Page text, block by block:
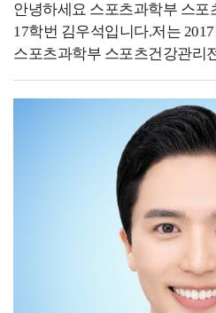
분들이 계시다면 학비가 비싼
선택이 될 수 있을 것 같습니다.
진학을 통해 경험한 일들을 자
예정 중이라 아직 석사과정에
없지만 한 해 동안 대외활동과
말씀드리고 싶습니다. 현재 83
회원종목단체와 그 외의 많은
대한체육회 스마터즈의 서포트
협회들에서도 마케팅에 노력을
꼽힌다는 것을 알게 되었습니다
수요가 지속되는 인기종목들이
다하면서 자발적 마케팅 빈익
있었습니다. 요즘 시대에 스포
변화를 가져올 수 있는 분야라
안녕하세요 스포츠과학부 스포
17학번 김우석입니다.저는
스포츠과학부 스포츠건강관리
2023년도 2월에 졸업했습니다.
문화체육부에 속해있는 국민체
천안체력인증센터에서 체력측
국민체력100은 국가가 지정한
국민의 체력 및 건강 증진에 목
과학적 방법에 의해 측정 평가
해 주는 대국민 무상 스포츠 복
국민체력100에 참가한 모든 국
맞춤형 운동 프로그램을 제공
수 있도록 체계적으로 관리하
공인 인증서를 발급합니다. 만